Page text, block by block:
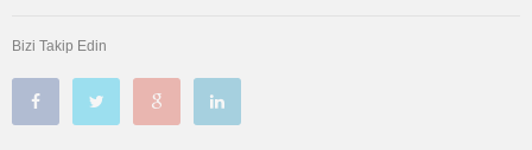
Bizi Takip Edin